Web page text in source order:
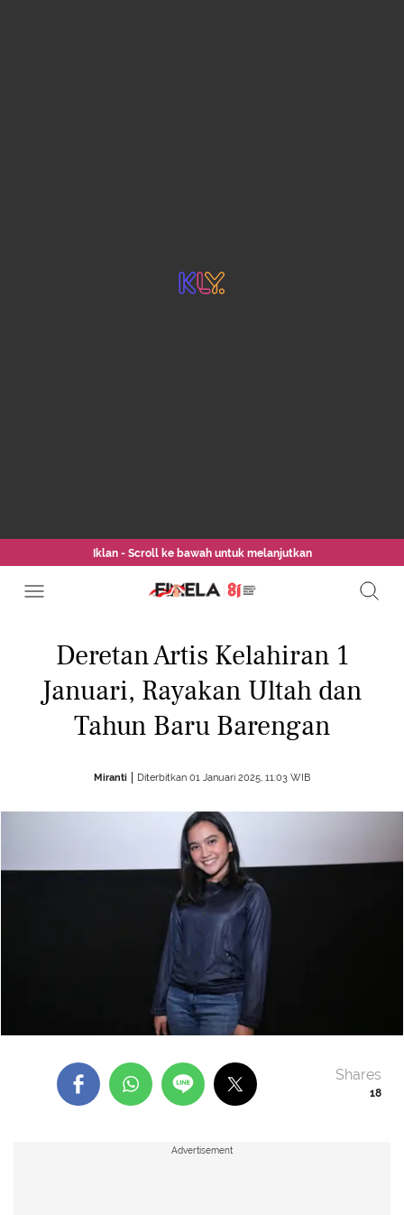
Iklan - Scroll ke bawah untuk melanjutkan
Deretan Artis Kelahiran 1
Januari, Rayakan Ultah dan
Tahun Baru Barengan
Miranti Diterbitkan 01 Januari 2025, 11:03 WIB
18
Shares